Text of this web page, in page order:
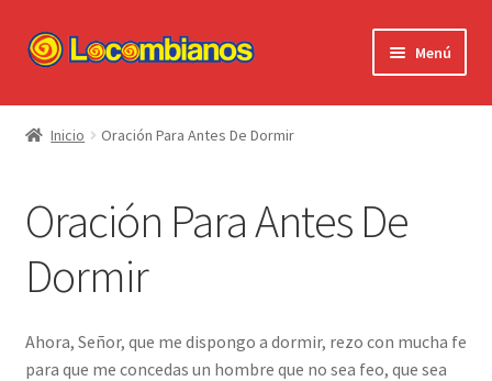
Ir
a
navegación
Ir
al
Menú
Locombianos
El Chuzo
Camisetas
Stickers
Inicio Oración Para Antes De Dormir
Oración Para Antes De
Dormir
Ahora, Señor, que me dispongo a dormir, rezo con mucha fe
para que me concedas un hombre que no sea feo, que sea